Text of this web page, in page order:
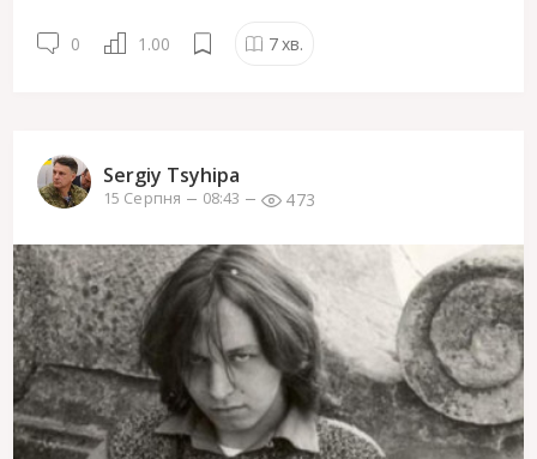
0 1.00 7хв.
Sergiy Tsyhipa
15 Серпня 08:43 473